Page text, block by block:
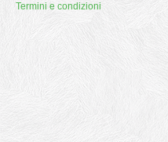
Termini e condizioni